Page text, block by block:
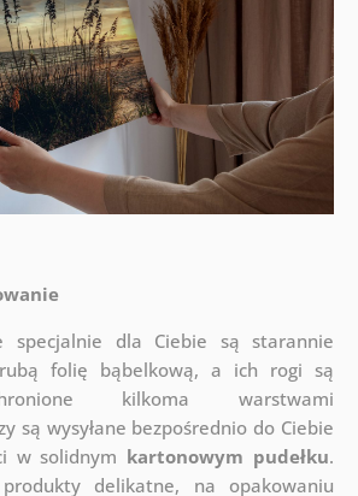
specjalnie dla Ciebie są starannie
folię bąbelkową, a ich rogi są
kilkoma warstwami
są wysyłane bezpośrednio do Ciebie
w solidnym kartonowym pudełku.
delikatne, na opakowaniu